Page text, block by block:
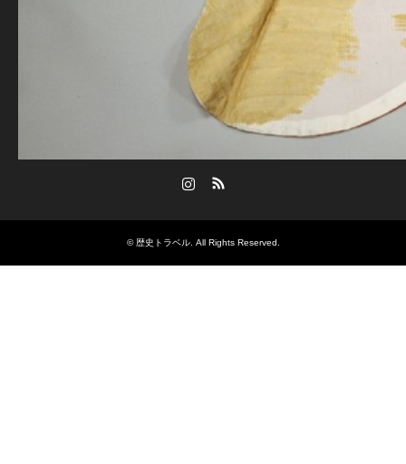
© 歴史トラベル. All Rights Reserved.